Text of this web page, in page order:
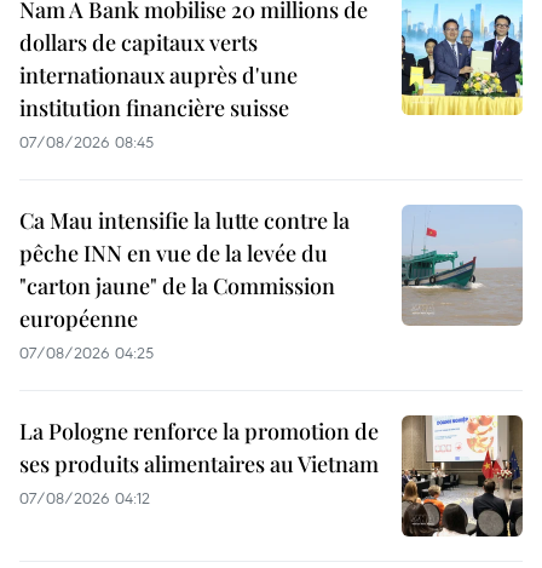
Nam A Bank mobilise 20 millions de
dollars de capitaux verts
internationaux auprès d'une
institution financière suisse
07/08/2026 08:45
Ca Mau intensifie la lutte contre la
pêche INN en vue de la levée du
"carton jaune" de la Commission
européenne
07/08/2026 04:25
La Pologne renforce la promotion de
ses produits alimentaires au Vietnam
07/08/2026 04:12